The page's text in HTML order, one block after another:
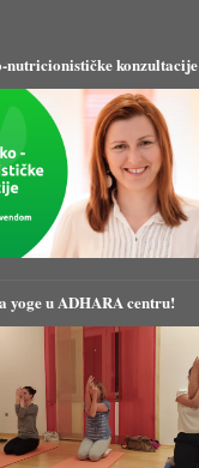
nutricionističke konzultacije
yoge u ADHARA centru!